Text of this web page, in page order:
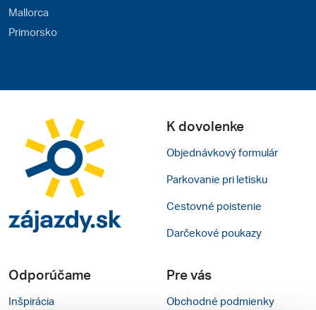
Mallorca
Primorsko
K dovolenke
Objednávkový formulár
Parkovanie pri letisku
Cestovné poistenie
Darčekové poukazy
Odporúčame
Inšpirácia
Pre vás
Obchodné podmienky